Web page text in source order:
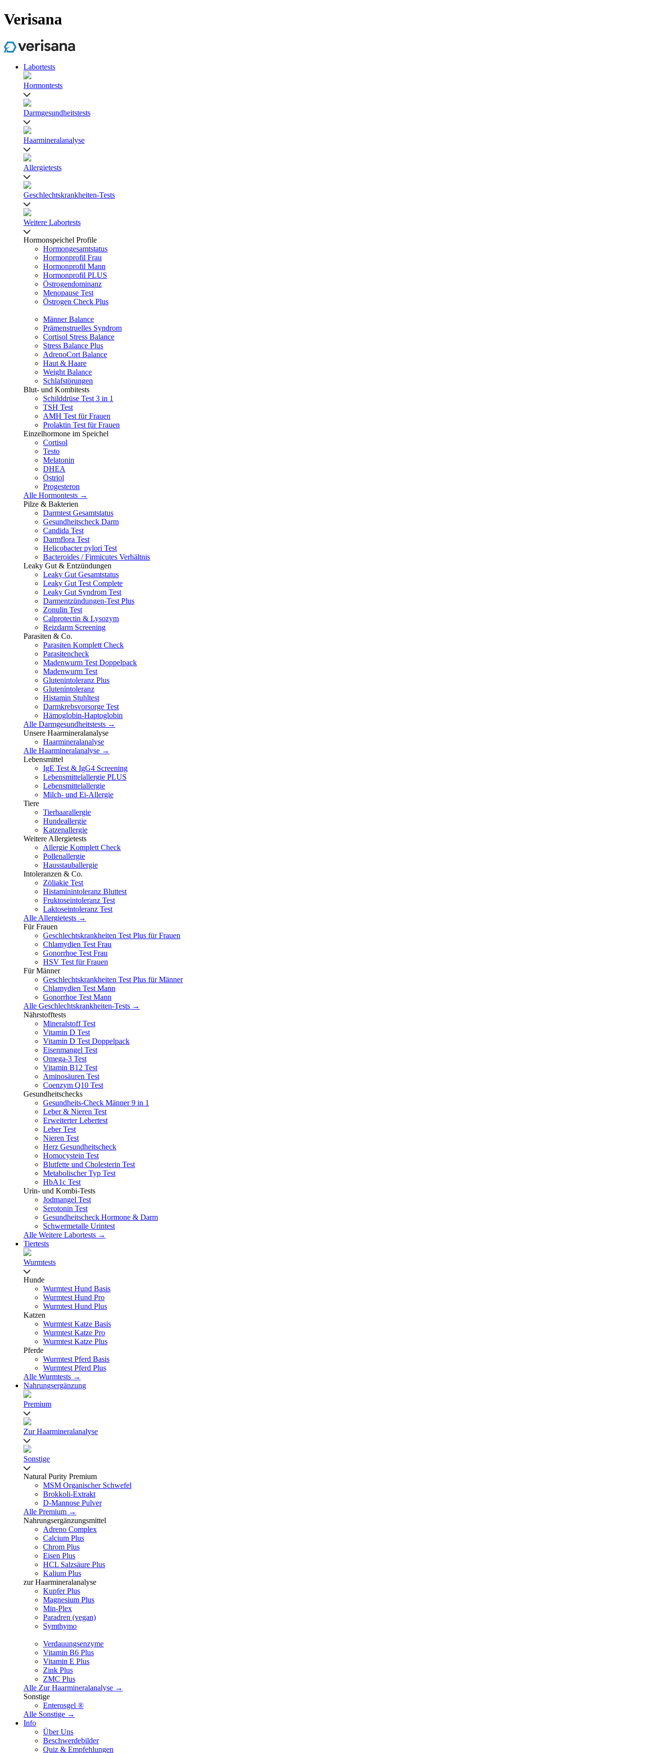
Verisana
Labortests
Hormontests
Darmgesundheitstests
Haarmineralanalyse
Allergietests
Geschlechtskrankheiten-Tests
Weitere Labortests
Hormonspeichel Profile
Hormongesamtstatus
Hormonprofil Frau
Hormonprofil Mann
Hormonprofil PLUS
Östrogendominanz
Menopause Test
Östrogen Check Plus
Männer Balance
Prämenstruelles Syndrom
Cortisol Stress Balance
Stress Balance Plus
AdrenoCort Balance
Haut & Haare
Weight Balance
Schlafstörungen
Blut- und Kombitests
Schilddrüse Test 3 in 1
TSH Test
AMH Test für Frauen
Prolaktin Test für Frauen
Einzelhormone im Speichel
Cortisol
Testo
Melatonin
DHEA
Östriol
Progesteron
Alle Hormontests →
Pilze & Bakterien
Darmtest Gesamtstatus
Gesundheitscheck Darm
Candida Test
Darmflora Test
Helicobacter pylori Test
Bacteroides / Firmicutes Verhältnis
Leaky Gut & Entzündungen
Leaky Gut Gesamtstatus
Leaky Gut Test Complete
Leaky Gut Syndrom Test
Darmentzündungen-Test Plus
Zonulin Test
Calprotectin & Lysozym
Reizdarm Screening
Parasiten & Co.
Parasiten Komplett Check
Parasitencheck
Madenwurm Test Doppelpack
Madenwurm Test
Glutenintoleranz Plus
Glutenintoleranz
Histamin Stuhltest
Darmkrebsvorsorge Test
Hämoglobin-Haptoglobin
Alle Darmgesundheitstests →
Unsere Haarmineralanalyse
Haarmineralanalyse
Alle Haarmineralanalyse →
Lebensmittel
IgE Test & IgG4 Screening
Lebensmittelallergie PLUS
Lebensmittelallergie
Milch- und Ei-Allergie
Tiere
Tierhaarallergie
Hundeallergie
Katzenallergie
Weitere Allergietests
Allergie Komplett Check
Pollenallergie
Hausstauballergie
Intoleranzen & Co.
Zöliakie Test
Histaminintoleranz Bluttest
Fruktoseintoleranz Test
Laktoseintoleranz Test
Alle Allergietests →
Für Frauen
Geschlechtskrankheiten Test Plus für Frauen
Chlamydien Test Frau
Gonorrhoe Test Frau
HSV Test für Frauen
Für Männer
Geschlechtskrankheiten Test Plus für Männer
Chlamydien Test Mann
Gonorrhoe Test Mann
Alle Geschlechtskrankheiten-Tests →
Nährstofftests
Mineralstoff Test
Vitamin D Test
Vitamin D Test Doppelpack
Eisenmangel Test
Omega-3 Test
Vitamin B12 Test
Aminosäuren Test
Coenzym Q10 Test
Gesundheitschecks
Gesundheits-Check Männer 9 in 1
Leber & Nieren Test
Erweiterter Lebertest
Leber Test
Nieren Test
Herz Gesundheitscheck
Homocystein Test
Blutfette und Cholesterin Test
Metabolischer Typ Test
HbA1c Test
Urin- und Kombi-Tests
Jodmangel Test
Serotonin Test
Gesundheitscheck Hormone & Darm
Schwermetalle Urintest
Alle Weitere Labortests →
Tiertests
Wurmtests
Hunde
Wurmtest Hund Basis
Wurmtest Hund Pro
Wurmtest Hund Plus
Katzen
Wurmtest Katze Basis
Wurmtest Katze Pro
Wurmtest Katze Plus
Pferde
Wurmtest Pferd Basis
Wurmtest Pferd Plus
Alle Wurmtests →
Nahrungsergänzung
Premium
Zur Haarmineralanalyse
Sonstige
Natural Purity Premium
MSM Organischer Schwefel
Brokkoli-Extrakt
D-Mannose Pulver
Alle Premium →
Nahrungsergänzungsmittel
Adreno Complex
Calcium Plus
Chrom Plus
Eisen Plus
HCL Salzsäure Plus
Kalium Plus
zur Haarmineralanalyse
Kupfer Plus
Magnesium Plus
Min-Plex
Paradren (vegan)
Symthymo
Verdauungsenzyme
Vitamin B6 Plus
Vitamin E Plus
Zink Plus
ZMC Plus
Alle Zur Haarmineralanalyse →
Sonstige
Enterosgel ®
Alle Sonstige →
Info
Über Uns
Beschwerdebilder
Quiz & Empfehlungen